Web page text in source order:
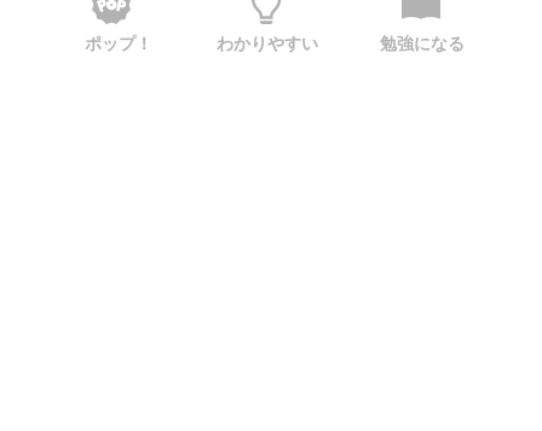
ポップ！ わかりやすい 勉強になる